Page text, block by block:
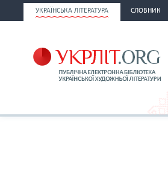
УКРАЇНСЬКА ЛІТЕРАТУРА СЛОВНИК